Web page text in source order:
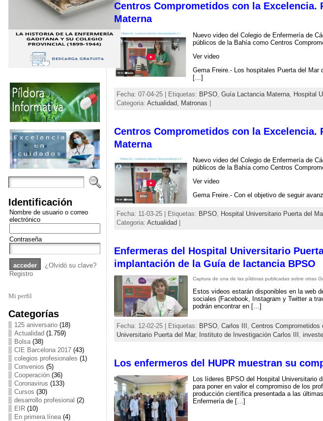
Identificación
Nombre de usuario o correo
electrónico
Contraseña
¿Olvidó su clave?
Registro
Mi perfil
Categorías
125 aniversario(18)
Actualidad (1.759)
Bolsa(38)
CIE Barcelona 2017(43)
colegios profesionales (1)
Convenios (5)
Cooperación(36)
Coronavirus (133)
Cursos (30)
desarrollo profesional (2)
EIR(10)
En primera línea(4)
Centros Comprometidos con la Excelencia.
Materna
Nuevo video del Colegio de Enfermería de
públicos de la Bahía como Centros
Ver video
Gema Freire.- Los hospitales Puerta del Mar
[…]
Fecha: 07-04-25 | Etiquetas: BPSO, Guía Lactancia Materna, Hospital
Categoria: Actualidad, Matronas |
Centros Comprometidos con la Excelencia.
Materna
Nuevo video del Colegio de Enfermería de
públicos de la Bahía como Centros
Ver video
Gema Freire.- Con el objetivo de seguir
Fecha: 11-03-25 | Etiquetas: BPSO, Hospital Universitario Puerta del
Categoria: Actualidad
Enfermeras del Hospital Universitario
implantación de la Guía de lactancia BPSO
Captura de una de las píldoras publicadas sobre otras
Estos videos estarán disponibles en la web
sociales (Facebook, Instagram y Twitter a
podrán encontrar en […]
Fecha: 12-02-25 | Etiquetas: BPSO, Carlos III Centros
Universitario Puerta del Mar, Instituto de Investigación Carlos III
Los enfermeros del HUPR muestran su
Los líderes BPSO del Hospital Universitario
para poner en valor el compromiso de los
producción científica presentada a las
Enfermería de […]